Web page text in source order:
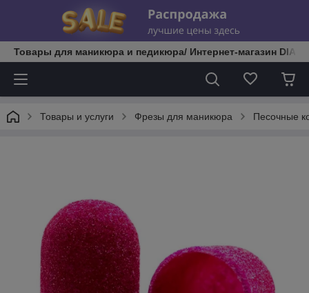
Товары для маникюра и педикюра/ Интернет-магазин
Товары и услуги Фрезы для маникюра Песочные